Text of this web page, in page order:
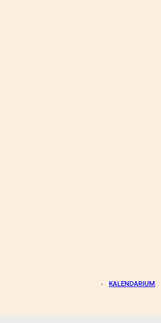
KALENDARIUM